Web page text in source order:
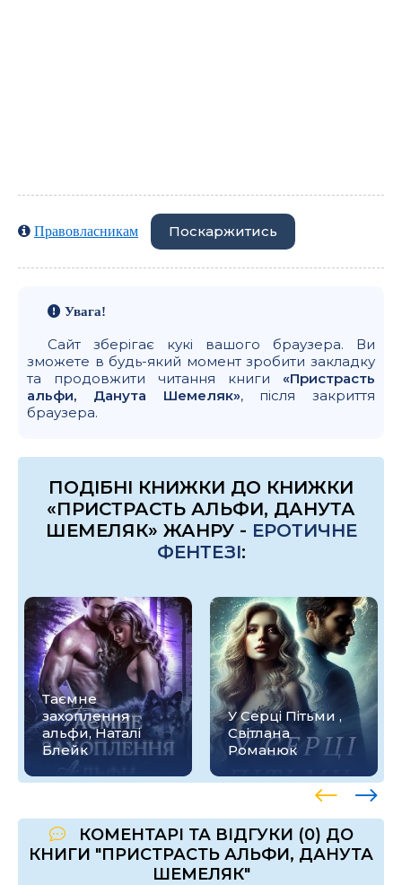
Правовласникам Поскаржитись
Увага!
Сайт зберігає кукі вашого браузера. Ви
зможете в будь-який момент зробити закладку
та продовжити читання книги «Пристрасть
альфи, Данута Шемеляк», після закриття
браузера.
ПОДІБНІ КНИЖКИ ДО КНИЖКИ
«ПРИСТРАСТЬ АЛЬФИ, ДАНУТА
ШЕМЕЛЯК» ЖАНРУ - ЕРОТИЧНЕ
ФЕНТЕЗІ:
Таємне
захоплення
альфи, Наталі
Блейк
У Серці Пітьми ,
Світлана
Романюк
КОМЕНТАРІ ТА ВІДГУКИ (0) ДО
КНИГИ "ПРИСТРАСТЬ АЛЬФИ, ДАНУТА
ШЕМЕЛЯК"